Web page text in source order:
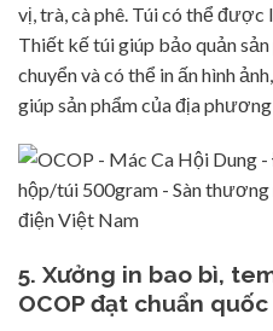
vị, trà, cà phê. Túi có thể được
Thiết kế túi giúp bảo quản sản
chuyển và có thể in ấn hình
giúp sản phẩm của địa
5. Xưởng in bao bì,
OCOP đạt chuẩn